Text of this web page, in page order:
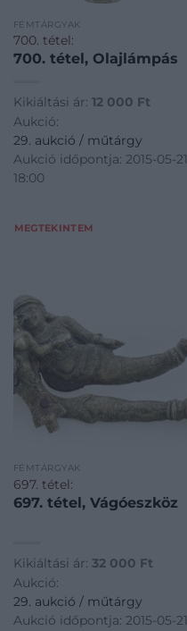
FÉMTÁRGYAK
700. tétel:
700. tétel, Olajlámpás
Kikiáltási ár: 12 000 Ft
Aukció:
29. aukció / műtárgy
Aukció időpontja: 2015-05-21
18:00
MEGTEKINTEM
FÉMTÁRGYAK
697. tétel:
697. tétel, Vágóeszköz
Kikiáltási ár: 32 000 Ft
Aukció:
29. aukció / műtárgy
Aukció időpontja: 2015-05-21